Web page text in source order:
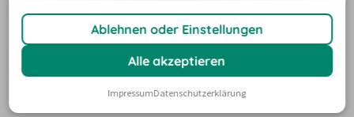
Ablehnen oder Einstellungen
Alle akzeptieren
ImpressumDatenschutzerklärung